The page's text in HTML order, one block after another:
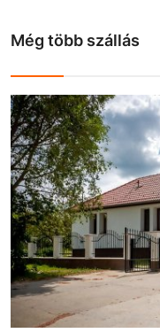
Még több szállás